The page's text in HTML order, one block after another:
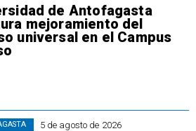
de Antofagasta
mejoramiento del
universal en el Campus
5 de agosto de 2026